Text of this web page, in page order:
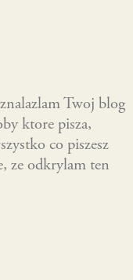
Twoj blog
ktore pisza,
co piszesz
ze odkrylam ten